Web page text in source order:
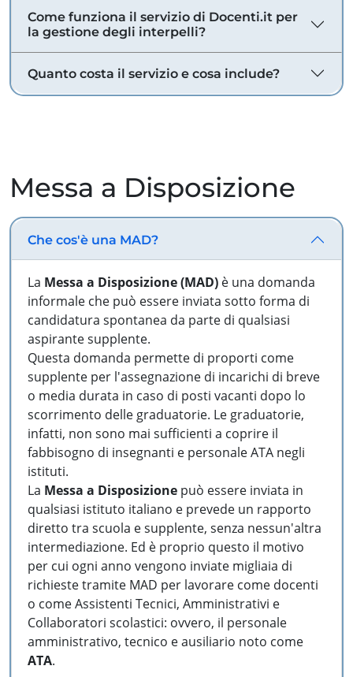
Come funziona il servizio di Docenti.it per
la gestione degli interpelli?
Quanto costa il servizio e cosa include?
Messa a Disposizione
Che cos'è una MAD?
La Messa a Disposizione (MAD) è una domanda
informale che può essere inviata sotto forma di
candidatura spontanea da parte di qualsiasi
aspirante supplente.
Questa domanda permette di proporti come
supplente per l'assegnazione di incarichi di breve
o media durata in caso di posti vacanti dopo lo
scorrimento delle graduatorie. Le graduatorie,
infatti, non sono mai sufficienti a coprire il
fabbisogno di insegnanti e personale ATA negli
istituti.
La Messa a Disposizione può essere inviata in
qualsiasi istituto italiano e prevede un rapporto
diretto tra scuola e supplente, senza nessun'altra
intermediazione. Ed è proprio questo il motivo
per cui ogni anno vengono inviate migliaia di
richieste tramite MAD per lavorare come docenti
o come Assistenti Tecnici, Amministrativi e
Collaboratori scolastici: ovvero, il personale
amministrativo, tecnico e ausiliario noto come
ATA.